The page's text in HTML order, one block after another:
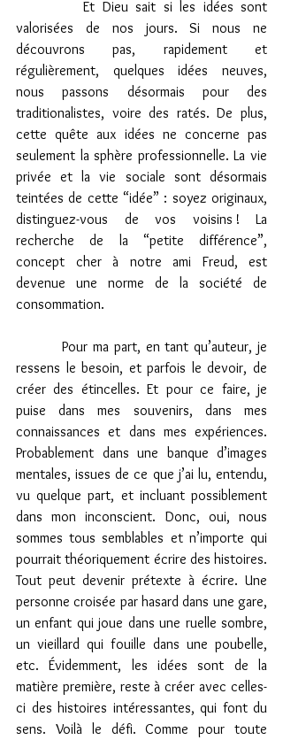
         Et Dieu sait si les idées sont
valorisées de nos jours. Si nous ne
découvrons pas, rapidement et
régulièrement, quelques idées neuves,
nous passons désormais pour des
traditionalistes, voire des ratés. De plus,
cette quête aux idées ne concerne pas
seulement la sphère professionnelle. La vie
privée et la vie sociale sont désormais
teintées de cette “idée” : soyez originaux,
distinguez-vous de vos voisins ! La
recherche de la “petite différence”,
concept cher à notre ami Freud, est
devenue une norme de la société de
consommation.
         Pour ma part, en tant qu’auteur, je
ressens le besoin, et parfois le devoir, de
créer des étincelles. Et pour ce faire, je
puise dans mes souvenirs, dans mes
connaissances et dans mes expériences.
Probablement dans une banque d’images
mentales, issues de ce que j’ai lu, entendu,
vu quelque part, et incluant possiblement
dans mon inconscient. Donc, oui, nous
sommes tous semblables et n’importe qui
pourrait théoriquement écrire des histoires.
Tout peut devenir prétexte à écrire. Une
personne croisée par hasard dans une gare,
un enfant qui joue dans une ruelle sombre,
un vieillard qui fouille dans une poubelle,
etc. Évidemment, les idées sont de la
matière première, reste à créer avec celles-
ci des histoires intéressantes, qui font du
sens. Voilà le défi. Comme pour toute